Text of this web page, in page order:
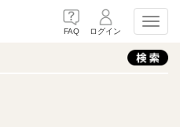
FAQ ログイン